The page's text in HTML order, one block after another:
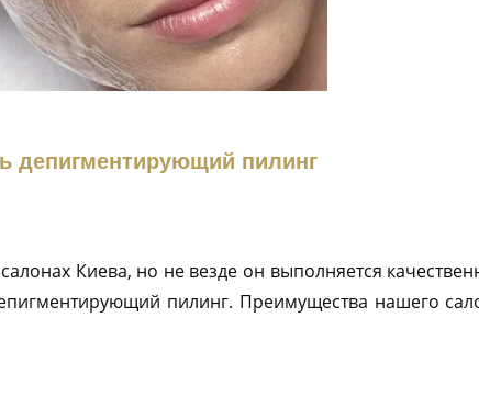
депигментирующий пилинг
Киева, но не везде он выполняется
пилинг. Преимущества нашего